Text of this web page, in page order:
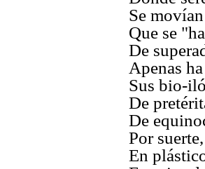
Se
Que se
De
Apenas ha
Sus bio-
De
De
Por
En